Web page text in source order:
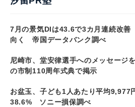
7月の景気DIは43.6で3カ月連続改
向く 帝国データバンク調べ
尼崎市、堂安律選手へのメッセージ
の市制110周年式典で掲示
お盆玉、子ども1人あたり平均
38.6% ソニー損保調べ